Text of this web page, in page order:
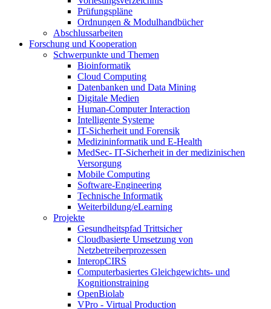
Prüfungspläne
Ordnungen & Modulhandbücher
Abschlussarbeiten
Forschung und Kooperation
Schwerpunkte und Themen
Bioinformatik
Cloud Computing
Datenbanken und Data Mining
Digitale Medien
Human-Computer Interaction
Intelligente Systeme
IT-Sicherheit und Forensik
Medizininformatik und E-Health
MedSec- IT-Sicherheit in der medizinischen
Versorgung
Mobile Computing
Software-Engineering
Technische Informatik
Weiterbildung/eLearning
Projekte
Gesundheitspfad Trittsicher
Cloudbasierte Umsetzung von
Netzbetreiberprozessen
InteropCIRS
Computerbasiertes Gleichgewichts- und
Kognitionstraining
OpenBiolab
VPro - Virtual Production